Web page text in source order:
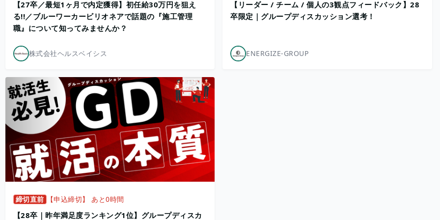
【27卒／最短1ヶ月で内定獲得】初任給30万円を狙え
る!!／ブルーワーカービリオネアで話題の『施工管理
職』について知ってみませんか？
株式会社ヘルスベイシス
【リーダー / チーム / 個人の3観点フィードバック】28
卒限定｜グループディスカッション選考！
ENERGIZE-GROUP
締切直前 【申込締切】 あと0時間
【28卒｜昨年満足度ランキング1位】グループディスカ